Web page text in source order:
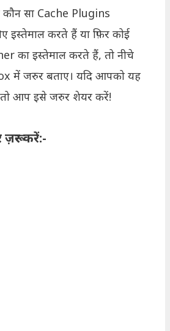
सा Cache Plugins
इस्तेमाल करते हैं या फ़िर कोई
का इस्तेमाल करते हैं, तो नीचे
में जरुर बताए। यदि आपको यह
आप इसे जरुर शेयर करें!
करें:-